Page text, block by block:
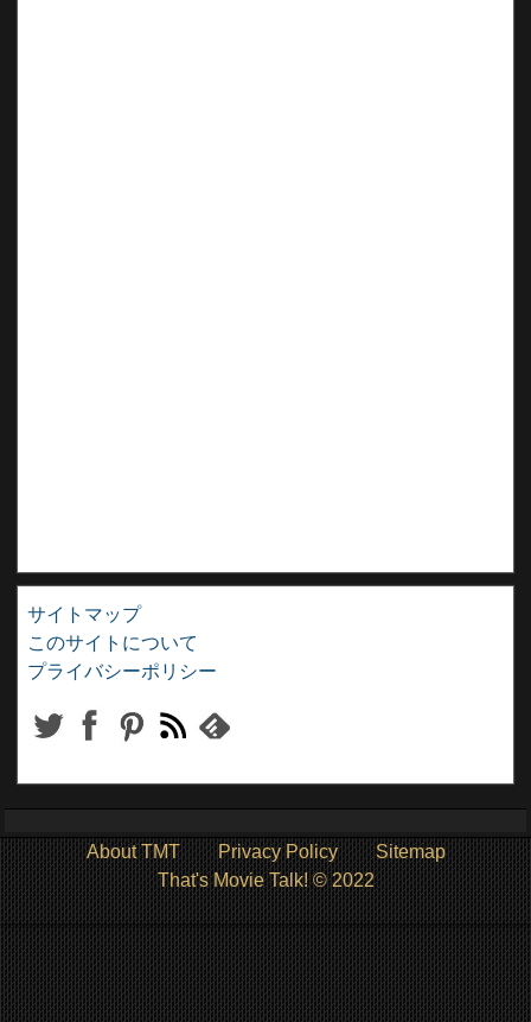
サイトマップ
このサイトについて
プライバシーポリシー
About TMT Privacy Policy
Sitemap
That's Movie Talk! © 2022